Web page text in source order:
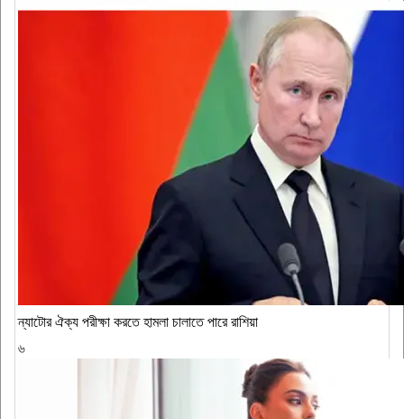
ন্যাটোর ঐক্য পরীক্ষা করতে হামলা চালাতে পারে রাশিয়া
৬